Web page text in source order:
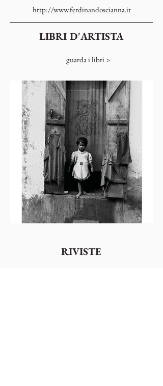
http://www.ferdinandoscianna.it
LIBRI D'ARTISTA
guarda i libri >
RIVISTE